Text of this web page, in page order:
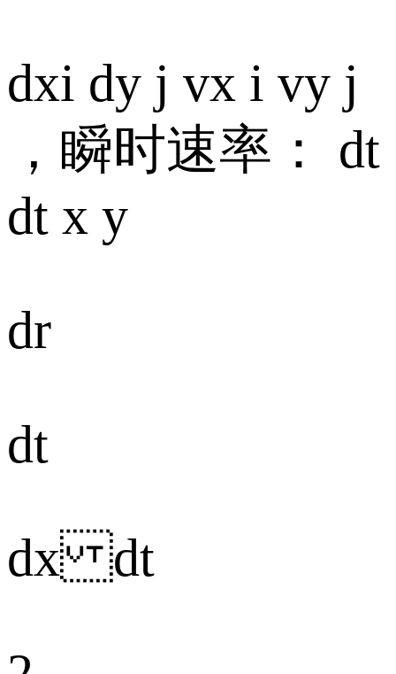
dxi dy j vx i vy j
，瞬时速率： dt
dt x y
dr
dt
dx dt